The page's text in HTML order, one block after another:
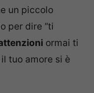
un piccolo
per dire “ti
ormai ti
tuo amore si è